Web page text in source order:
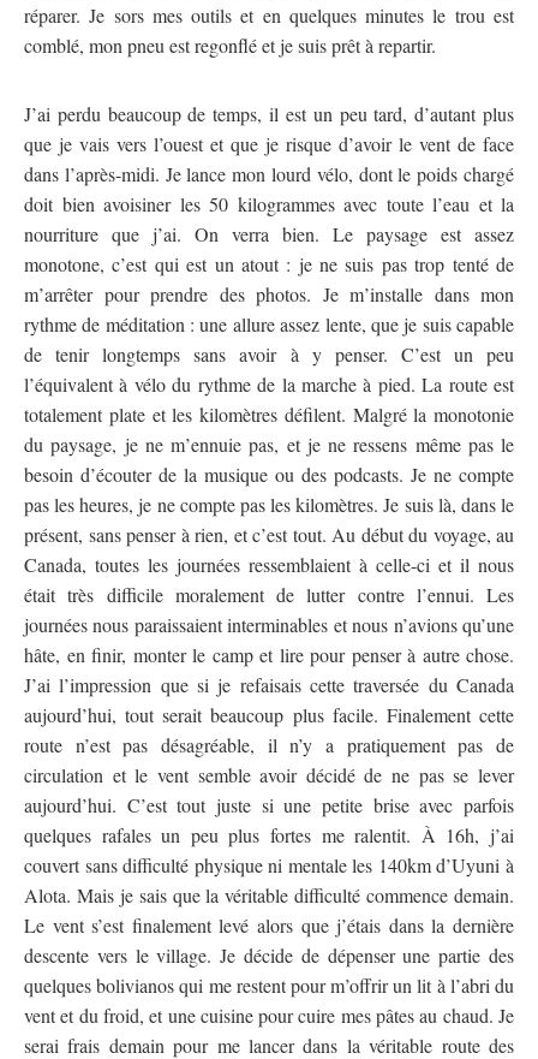
réparer. Je sors mes outils et en quelques minutes le trou est
comblé, mon pneu est regonflé et je suis prêt à repartir.
J’ai perdu beaucoup de temps, il est un peu tard, d’autant plus
que je vais vers l’ouest et que je risque d’avoir le vent de face
dans l’après-midi. Je lance mon lourd vélo, dont le poids chargé
doit bien avoisiner les 50 kilogrammes avec toute l’eau et la
nourriture que j’ai. On verra bien. Le paysage est assez
monotone, c’est qui est un atout : je ne suis pas trop tenté de
m’arrêter pour prendre des photos. Je m’installe dans mon
rythme de méditation : une allure assez lente, que je suis capable
de tenir longtemps sans avoir à y penser. C’est un peu
l’équivalent à vélo du rythme de la marche à pied. La route est
totalement plate et les kilomètres défilent. Malgré la monotonie
du paysage, je ne m’ennuie pas, et je ne ressens même pas le
besoin d’écouter de la musique ou des podcasts. Je ne compte
pas les heures, je ne compte pas les kilomètres. Je suis là, dans le
présent, sans penser à rien, et c’est tout. Au début du voyage, au
Canada, toutes les journées ressemblaient à celle-ci et il nous
était très difficile moralement de lutter contre l’ennui. Les
journées nous paraissaient interminables et nous n’avions qu’une
hâte, en finir, monter le camp et lire pour penser à autre chose.
J’ai l’impression que si je refaisais cette traversée du Canada
aujourd’hui, tout serait beaucoup plus facile. Finalement cette
route n’est pas désagréable, il n’y a pratiquement pas de
circulation et le vent semble avoir décidé de ne pas se lever
aujourd’hui. C’est tout juste si une petite brise avec parfois
quelques rafales un peu plus fortes me ralentit. À 16h, j’ai
couvert sans difficulté physique ni mentale les 140km d’Uyuni à
Alota. Mais je sais que la véritable difficulté commence demain.
Le vent s’est finalement levé alors que j’étais dans la dernière
descente vers le village. Je décide de dépenser une partie des
quelques bolivianos qui me restent pour m’offrir un lit à l’abri du
vent et du froid, et une cuisine pour cuire mes pâtes au chaud. Je
serai frais demain pour me lancer dans la véritable route des